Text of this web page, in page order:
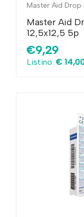
Master Aid Drop
Master Aid
12,5x12,5 5p
€9,29
Listino: €